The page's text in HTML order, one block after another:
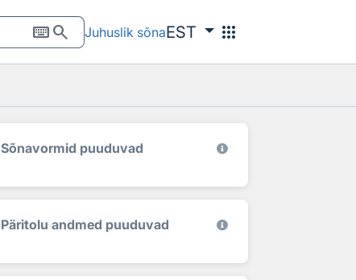
keyboardsearch Juhuslik sõnaEST apps
Sõnavormid puuduvad
Päritolu andmed puuduvad